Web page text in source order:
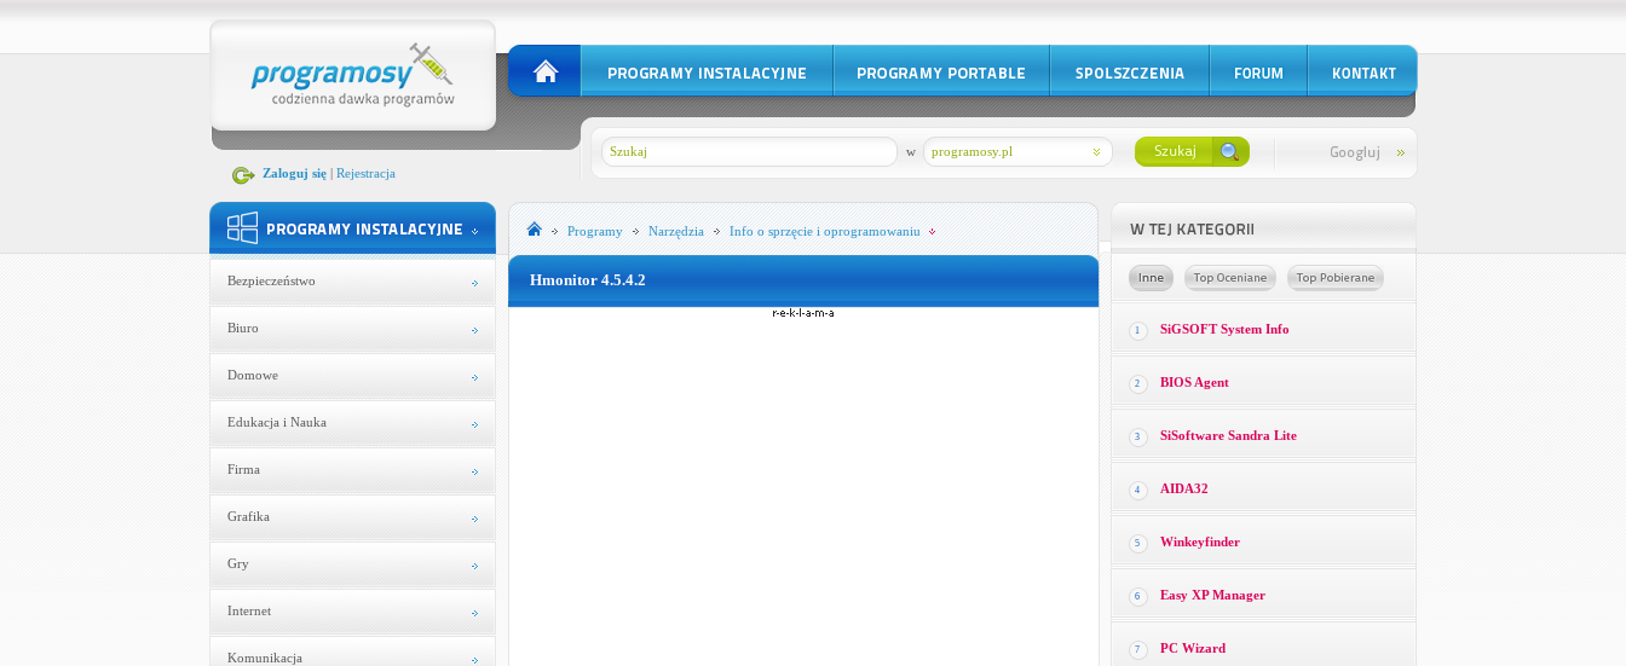
Zaloguj się| Rejestracja
programosy.pl
w
Bezpieczeństwo
Biuro
Domowe
Edukacja i Nauka
Firma
Grafika
Gry
Internet
Komunikacja
Programy Narzędzia Info o sprzęcie i oprogramowaniu
Hmonitor 4.5.4.2
1 SiGSOFT System Info
2 BIOS Agent
3 SiSoftware Sandra Lite
4 AIDA32
5 Winkeyfinder
6 Easy XP Manager
7 PC Wizard